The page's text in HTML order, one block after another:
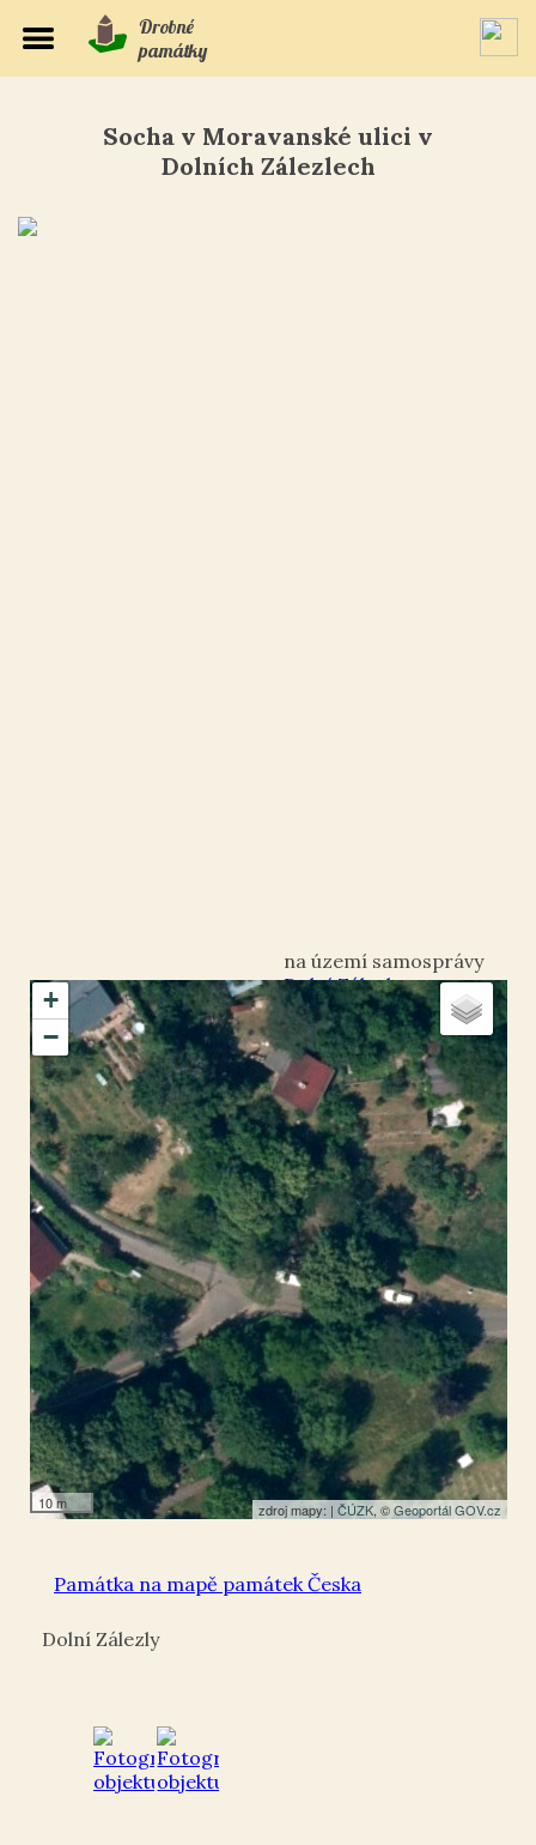
Drobné
památky
Socha v Moravanské ulici v
Dolních Zálezlech
+
−
10 m zdroj mapy: | ČÚZK, ©Geoportál GOV.cz
Dolní Zálezly
okres Ústí nad Labem
Dolní Zálezly
50.597262,14.038515
Socha
Památka na mapě památek Česka
Dolní Zálezly